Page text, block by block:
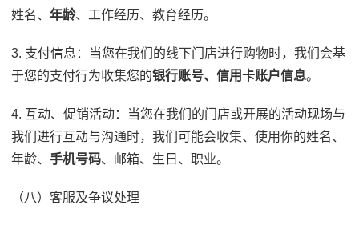
姓名、 年龄、工作经历、教育经历。
3. 支付信息：当您在我们的线下门店进行购物时，我们会基
于您的支付行为收集您的银行账号、信用卡账户信息。
4. 互动、促销活动：当您在我们的门店或开展的活动现场与
我们进行互动与沟通时，我们可能会收集、使用你的姓名、
年龄、 手机号码、邮箱、生日、职业。
（八）客服及争议处理